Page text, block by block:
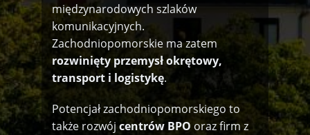
międzynarodowych szlaków
komunikacyjnych.
Zachodniopomorskie ma zatem
rozwinięty przemysł okrętowy,
transport i logistykę.
Potencjał zachodniopomorskiego to
także rozwój centrów BPO oraz firm z